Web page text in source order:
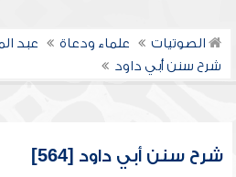
الصوتيات علماء ودعاة
عبد
شرح سنن أبي داود
شرح سنن أبي داود [564]